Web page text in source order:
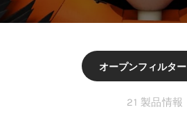
オープンフィルター
21 製品情報